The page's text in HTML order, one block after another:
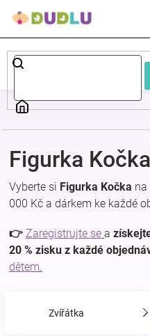
Dětské
a
kojenecké
oblečení
Pokojíček
a
kojenecká
Figurka Kočka
Vyberte si Figurka Kočka na
000 Kč a dárkem ke každé
👉 Zaregistrujte se a
20 % zisku z každé
dětem.
Zvířátka